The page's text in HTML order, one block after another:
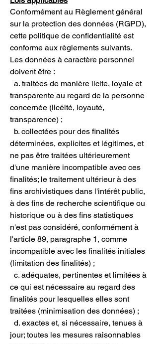
Conformément au Règlement général
sur la protection des données (RGPD),
cette politique de confidentialité est
conforme aux règlements suivants.
Les données à caractère personnel
doivent être :
a. traitées de manière licite, loyale et
transparente au regard de la personne
concernée (licéité, loyauté,
transparence) ;
b. collectées pour des finalités
déterminées, explicites et légitimes, et
ne pas être traitées ultérieurement
d'une manière incompatible avec ces
finalités; le traitement ultérieur à des
fins archivistiques dans l'intérêt public,
à des fins de recherche scientifique ou
historique ou à des fins statistiques
n'est pas considéré, conformément à
l'article 89, paragraphe 1, comme
incompatible avec les finalités initiales
(limitation des finalités) ;
c. adéquates, pertinentes et limitées à
ce qui est nécessaire au regard des
finalités pour lesquelles elles sont
traitées (minimisation des données) ;
d. exactes et, si nécessaire, tenues à
jour; toutes les mesures raisonnables